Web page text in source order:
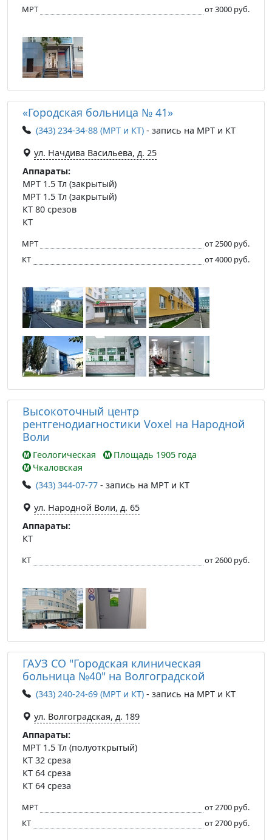
МРТ от 3000 руб.
«Городская больница № 41»
(343) 234-34-88 (МРТ и КТ) - запись на МРТ и КТ
ул. Начдива Васильева, д. 25
Аппараты:
МРТ 1.5 Тл (закрытый)
МРТ 1.5 Тл (закрытый)
КТ 80 срезов
КТ
МРТ
от 2500 руб.
КТ
от 4000 руб.
Высокоточный центр
рентгенодиагностики Voxel на Народной
Воли
Геологическая
Площадь 1905 года
Чкаловская
(343) 344-07-77 - запись на МРТ и КТ
ул. Народной Воли, д. 65
Аппараты:
КТ
КТ от 2600 руб.
ГАУЗ СО "Городская клиническая
больница №40" на Волгоградской
(343) 240-24-69 (МРТ и КТ) - запись на МРТ и КТ
ул. Волгоградская, д. 189
Аппараты:
МРТ 1.5 Тл (полуоткрытый)
КТ 32 среза
КТ 64 среза
КТ 64 среза
МРТ
от 2700 руб.
КТ
от 2700 руб.